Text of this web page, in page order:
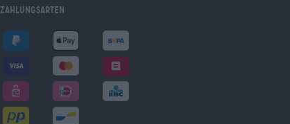
Zahlungsarten